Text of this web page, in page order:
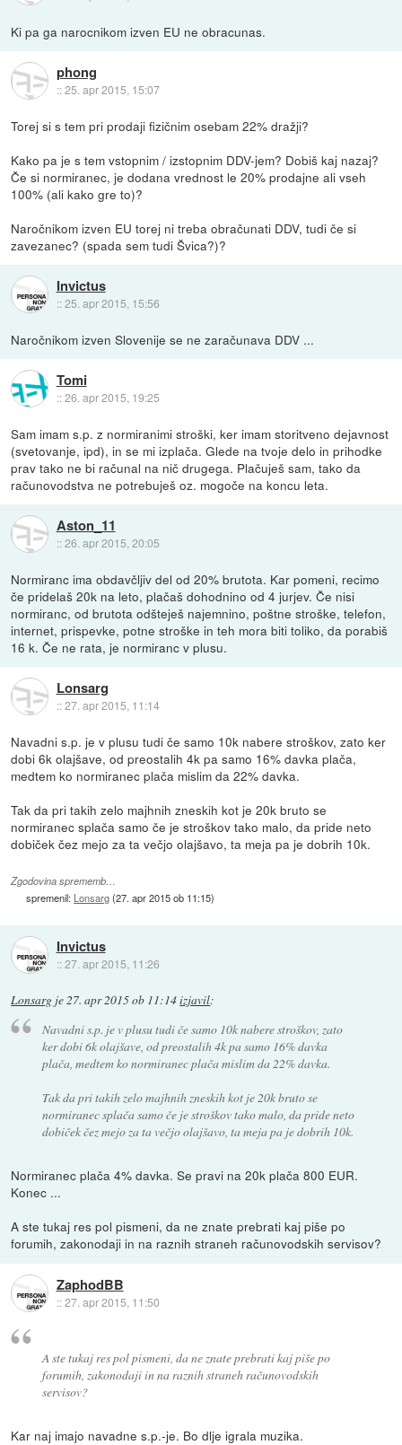
Ki pa ga narocnikom izven EU ne obracunas.
phong
::25. apr 2015, 15:07
Torej si s tem pri prodaji fizičnim osebam 22% dražji?
Kako pa je s tem vstopnim / izstopnim DDV-jem? Dobiš kaj nazaj?
Če si normiranec, je dodana vrednost le 20% prodajne ali vseh
100% (ali kako gre to)?
Naročnikom izven EU torej ni treba obračunati DDV, tudi če si
zavezanec? (spada sem tudi Švica?)?
Invictus
::25. apr 2015, 15:56
Naročnikom izven Slovenije se ne zaračunava DDV ...
Tomi
::26. apr 2015, 19:25
Sam imam s.p. z normiranimi stroški, ker imam storitveno dejavnost
(svetovanje, ipd), in se mi izplača. Glede na tvoje delo in prihodke
prav tako ne bi računal na nič drugega. Plačuješ sam, tako da
računovodstva ne potrebuješ oz. mogoče na koncu leta.
Aston_11
::26. apr 2015, 20:05
Normiranc ima obdavčljiv del od 20% brutota. Kar pomeni, recimo
če pridelaš 20k na leto, plačaš dohodnino od 4 jurjev. Če nisi
normiranc, od brutota odšteješ najemnino, poštne stroške, telefon,
internet, prispevke, potne stroške in teh mora biti toliko, da porabiš
16 k. Če ne rata, je normiranc v plusu.
Lonsarg
::27. apr 2015, 11:14
Navadni s.p. je v plusu tudi če samo 10k nabere stroškov, zato ker
dobi 6k olajšave, od preostalih 4k pa samo 16% davka plača,
medtem ko normiranec plača mislim da 22% davka.
Tak da pri takih zelo majhnih zneskih kot je 20k bruto se
normiranec splača samo če je stroškov tako malo, da pride neto
dobiček čez mejo za ta večjo olajšavo, ta meja pa je dobrih 10k.
Zgodovina sprememb…
spremenil: Lonsarg(27. apr 2015 ob 11:15)
Invictus
::27. apr 2015, 11:26
Lonsarg je27. apr 2015 ob 11:14izjavil:
Navadni s.p. je v plusu tudi če samo 10k nabere stroškov, zato
ker dobi 6k olajšave, od preostalih 4k pa samo 16% davka
plača, medtem ko normiranec plača mislim da 22% davka.
Tak da pri takih zelo majhnih zneskih kot je 20k bruto se
normiranec splača samo če je stroškov tako malo, da pride neto
dobiček čez mejo za ta večjo olajšavo, ta meja pa je dobrih 10k.
Normiranec plača 4% davka. Se pravi na 20k plača 800 EUR.
Konec ...
A ste tukaj res pol pismeni, da ne znate prebrati kaj piše po
forumih, zakonodaji in na raznih straneh računovodskih servisov?
ZaphodBB
::27. apr 2015, 11:50
A ste tukaj res pol pismeni, da ne znate prebrati kaj piše po
forumih, zakonodaji in na raznih straneh računovodskih
servisov?
Kar naj imajo navadne s.p.-je. Bo dlje igrala muzika.